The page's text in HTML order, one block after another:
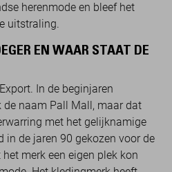
herenmode en bleef het
uitstraling.
EN WAAR STAAT DE
In de beginjaren
de naam Pall Mall, maar dat
met het gelijknamige
in de jaren 90 gekozen voor de
merk een eigen plek kon